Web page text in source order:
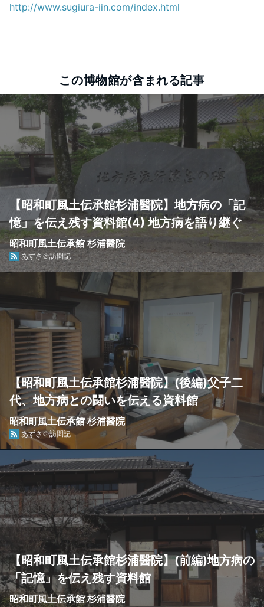
http://www.sugiura-iin.com/index.html
この博物館が含まれる記事
【昭和町風土伝承館杉浦醫院】地方病の「記
憶」を伝え残す資料館(4) 地方病を語り継ぐ
昭和町風土伝承館 杉浦醫院
あずさ＠訪問記
【昭和町風土伝承館杉浦醫院】(後編)父子二
代、地方病との闘いを伝える資料館
昭和町風土伝承館 杉浦醫院
あずさ＠訪問記
【昭和町風土伝承館杉浦醫院】(前編)地方病の
「記憶」を伝え残す資料館
昭和町風土伝承館 杉浦醫院